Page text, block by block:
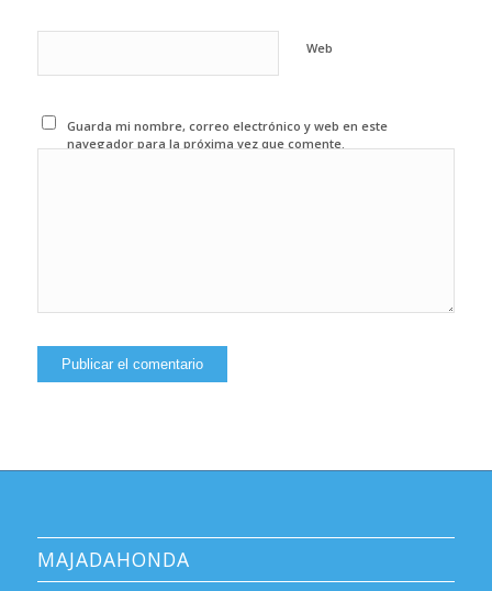
Web
Guarda mi nombre, correo electrónico y web en este
navegador para la próxima vez que comente.
MAJADAHONDA